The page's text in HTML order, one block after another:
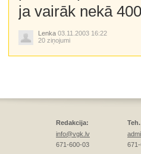
ja vairāk nekā
Lenka 03.11.2003 16:22
20 ziņojumi
Redakcija:
info@vgk.lv
671-600-03